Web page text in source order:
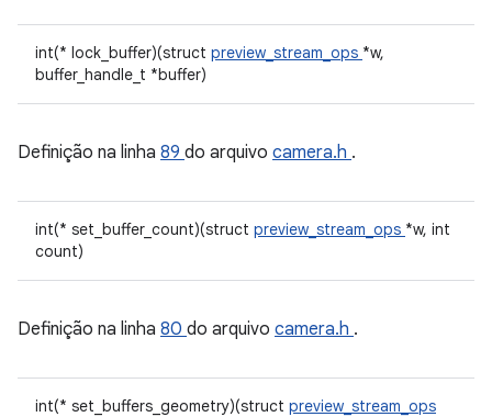
int(* lock_buffer)(struct preview_stream_ops *w,
buffer_handle_t *buffer)
Definição na linha 89 do arquivo camera.h .
int(* set_buffer_count)(struct preview_stream_ops *w, int
count)
Definição na linha 80 do arquivo camera.h .
int(* set_buffers_geometry)(struct preview_stream_ops